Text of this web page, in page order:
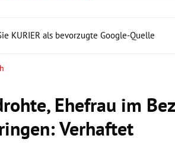
KURIER als bevorzugte Google-Quelle
Ehefrau im
Verhaftet